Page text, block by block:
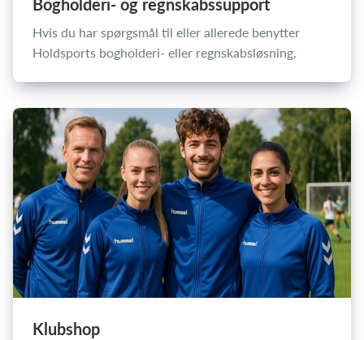
Bogholderi- og regnskabssupport
Hvis du har spørgsmål til eller allerede benytter
Holdsports bogholderi- eller regnskabsløsning.
Klubshop